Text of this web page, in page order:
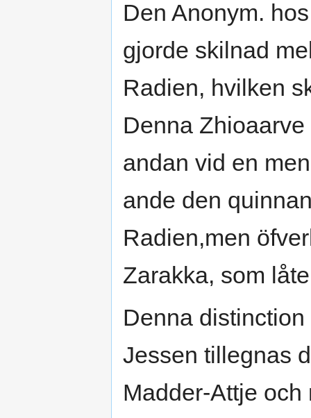
Den Anonym.
gjorde skilnad
Radien, hvilken
Denna
andan vid en
ande den
Radien,men
Zarakka, som
Denna
Jessen tillegnas
Madder-Attje